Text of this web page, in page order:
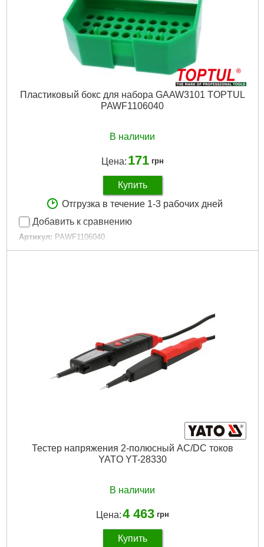
Пластиковый бокс для набора GAAW3101 TOPTUL
PAWF1106040
В наличии
Цена: 171 грн
Купить
Отгрузка в течение 1-3 рабочих дней
Добавить к сравнению
Артикул: PAWF1106040
Код товара: 31.02.62
Тестер напряжения 2-полюсный AC/DC токов
YATO YT-28330
В наличии
Цена:4 463 грн
Купить